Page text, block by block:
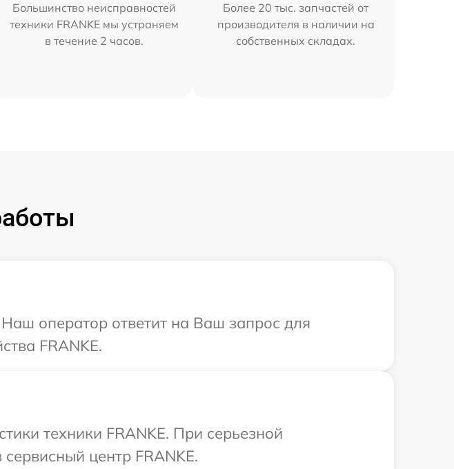
Большинство неисправностей
техники FRANKE мы устраняем
в течение 2 часов.
Более 20 тыс. запчастей от
производителя в наличии на
собственных складах.
Наш оператор ответит на Ваш запрос для
FRANKE.
техники FRANKE. При серьезной
центр FRANKE.